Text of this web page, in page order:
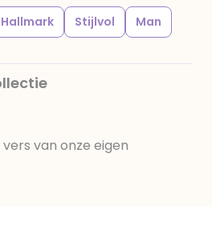
Hallmark Stijlvol Man
van onze eigen